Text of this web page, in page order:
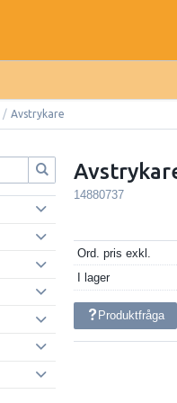
/ Avstrykare
14880737
Ord. pris exkl.
I lager
Produktfråga